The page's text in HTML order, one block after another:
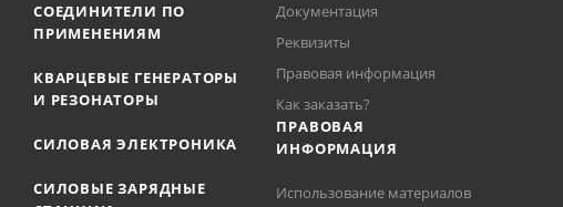
СОЕДИНИТЕЛИ ПО
ПРИМЕНЕНИЯМ
КВАРЦЕВЫЕ ГЕНЕРАТОРЫ
И РЕЗОНАТОРЫ
СИЛОВАЯ ЭЛЕКТРОНИКА
СИЛОВЫЕ ЗАРЯДНЫЕ
Документация
Реквизиты
Правовая информация
Как заказать?
ПРАВОВАЯ
ИНФОРМАЦИЯ
Использование материалов